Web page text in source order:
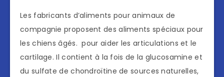
Les fabricants d’aliments pour animaux de
compagnie proposent des aliments spéciaux pour
les chiens âgés. pour aider les articulations et le
cartilage. Il contient à la fois de la glucosamine et
du sulfate de chondroïtine de sources naturelles,